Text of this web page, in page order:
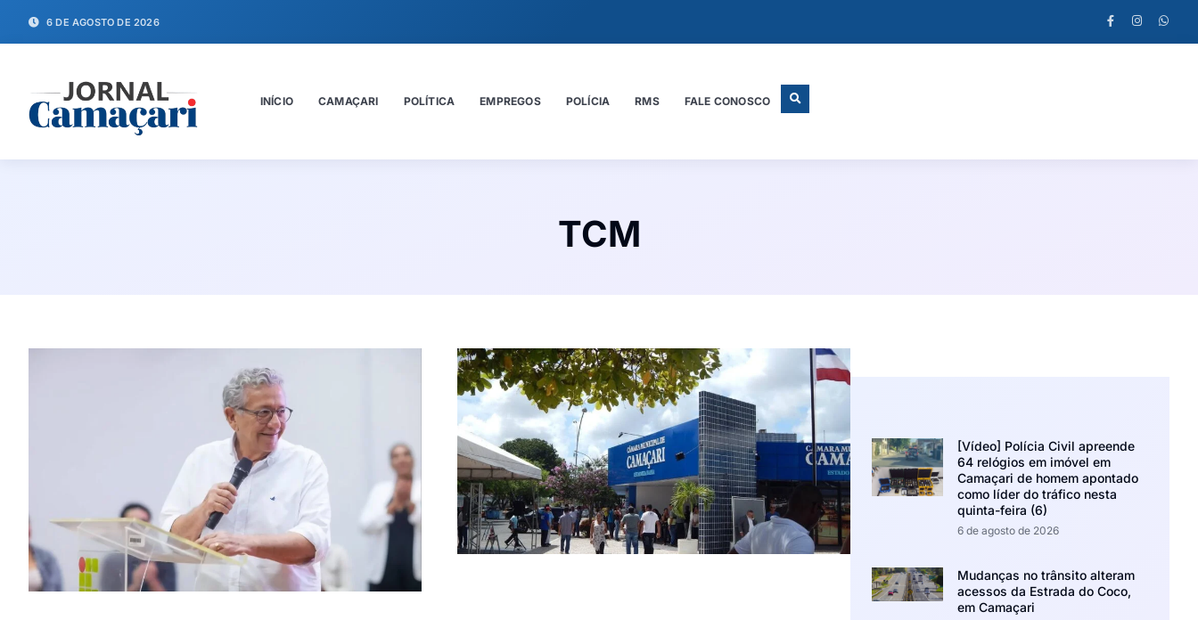
6 DE AGOSTO DE 2026
INÍCIO CAMAÇARI POLÍTICA EMPREGOS POLÍCIA RMS FALE CONOSCO
TCM
[Vídeo] Polícia Civil apreende
64 relógios em imóvel em
Camaçari de homem apontado
como líder do tráfico nesta
quinta-feira (6)
6 de agosto de 2026
Mudanças no trânsito alteram
acessos da Estrada do Coco,
em Camaçari